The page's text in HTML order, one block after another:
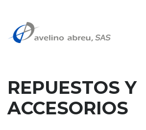
REPUESTOS Y
ACCESORIOS